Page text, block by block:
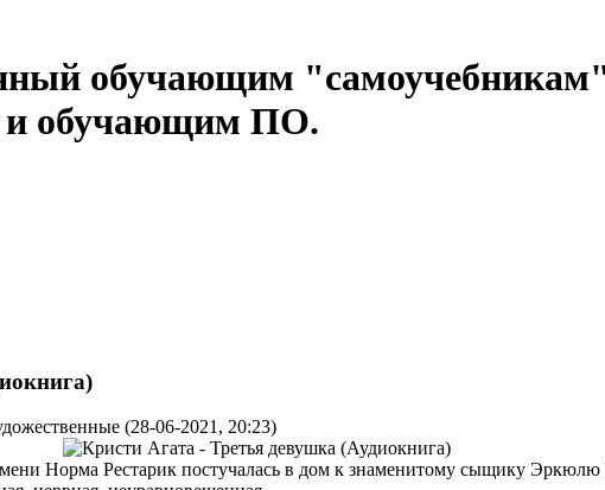
обучающим
и обучающим ПО.
(28-06-2021, 20:23)
Норма Рестарик постучалась в дом к знаменитому сыщику